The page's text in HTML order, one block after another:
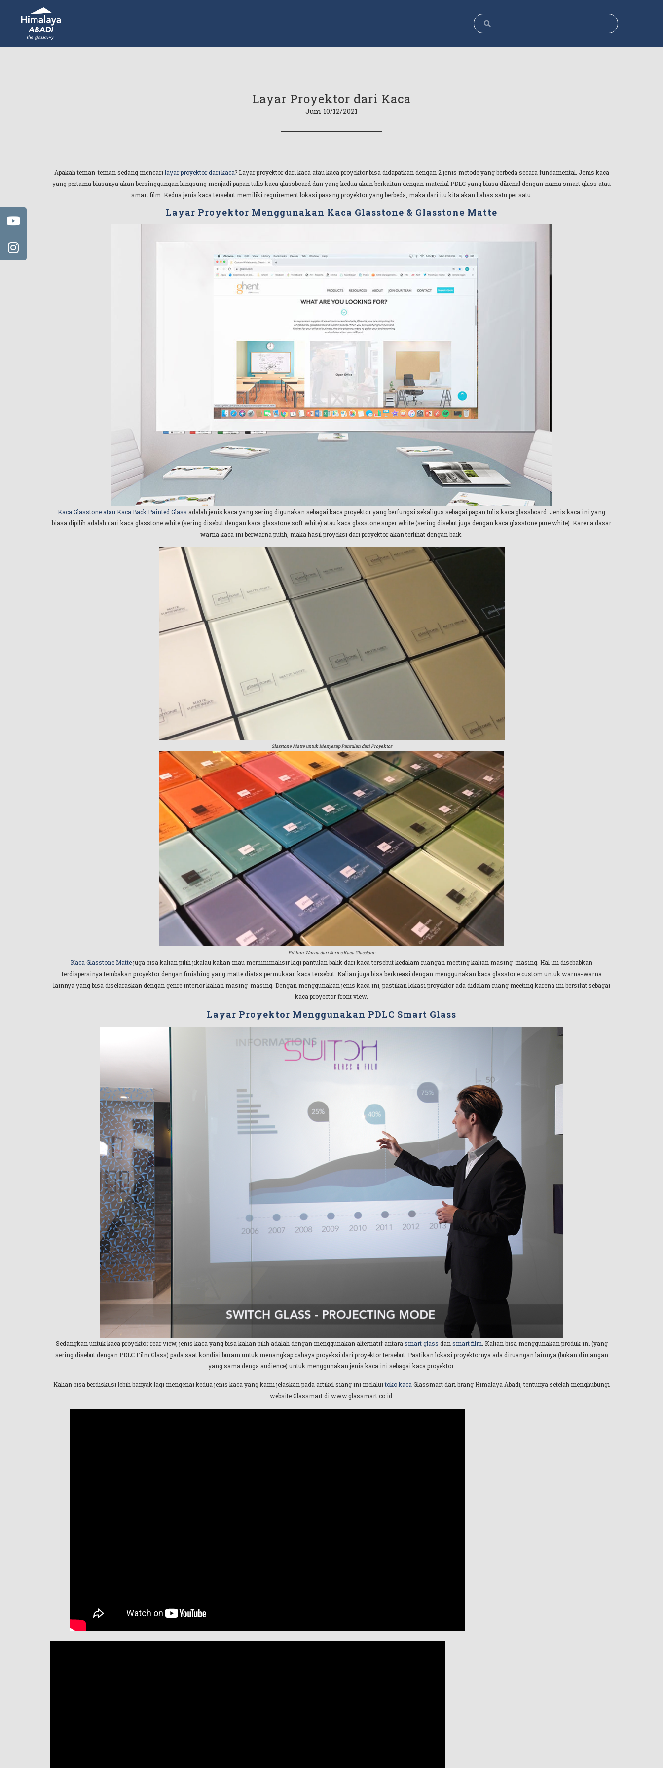
Layar Proyektor dari Kaca
Jum 10/12/2021
Apakah teman-teman sedang mencari layar proyektor dari kaca? Layar proyektor dari kaca atau kaca proyektor bisa didapatkan dengan 2 jenis metode yang berbeda secara fundamental. Jenis kaca
yang pertama biasanya akan bersinggungan langsung menjadi papan tulis kaca glassboard dan yang kedua akan berkaitan dengan material PDLC yang biasa dikenal dengan nama smart glass atau
smart film. Kedua jenis kaca tersebut memiliki requirement lokasi pasang proyektor yang berbeda, maka dari itu kita akan bahas satu per satu.
Layar Proyektor Menggunakan Kaca Glasstone & Glasstone Matte
Kaca Glasstone atau Kaca Back Painted Glass adalah jenis kaca yang sering digunakan sebagai kaca proyektor yang berfungsi sekaligus sebagai papan tulis kaca glassboard. Jenis kaca ini yang
biasa dipilih adalah dari kaca glasstone white (sering disebut dengan kaca glasstone soft white) atau kaca glasstone super white (sering disebut juga dengan kaca glasstone pure white). Karena dasar
warna kaca ini berwarna putih, maka hasil proyeksi dari proyektor akan terlihat dengan baik.
Glasstone Matte untuk Menyerap Pantulan dari Proyektor
Pilihan Warna dari Series Kaca Glasstone
Kaca Glasstone Mattejuga bisa kalian pilih jikalau kalian mau meminimalisir lagi pantulan balik dari kaca tersebut kedalam ruangan meeting kalian masing-masing. Hal ini disebabkan
terdispersinya tembakan proyektor dengan finishing yang matte diatas permukaan kaca tersebut. Kalian juga bisa berkreasi dengan menggunakan kaca glasstone custom untuk warna-warna
lainnya yang bisa diselaraskan dengan genre interior kalian masing-masing. Dengan menggunakan jenis kaca ini, pastikan lokasi proyektor ada didalam ruang meeting karena ini bersifat sebagai
kaca proyector front view.
Layar Proyektor Menggunakan PDLC Smart Glass
Sedangkan untuk kaca proyektor rear view, jenis kaca yang bisa kalian pilih adalah dengan menggunakan alternatif antara smart glass dan smart film . Kalian bisa menggunakan produk ini (yang
sering disebut dengan PDLC Film Glass) pada saat kondisi buram untuk menangkap cahaya proyeksi dari proyektor tersebut. Pastikan lokasi proyektornya ada diruangan lainnya (bukan diruangan
yang sama denga audience) untuk menggunakan jenis kaca ini sebagai kaca proyektor.
Kalian bisa berdiskusi lebih banyak lagi mengenai kedua jenis kaca yang kami jelaskan pada artikel siang ini melaluitoko kaca Glassmart dari brang Himalaya Abadi, tentunya setelah menghubungi
website Glassmart di www.glassmart.co.id.